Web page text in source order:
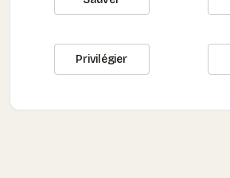
Privilégier